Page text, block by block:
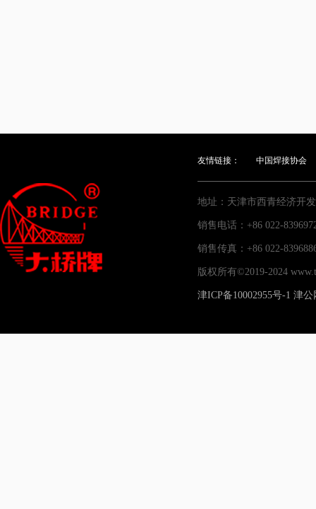
友情链接： 中国焊接协会
地址：天津市西青经济开
销售电话：+86 022-
销售传真：+86 022-
版权所有©2019-2024
津ICP备10002955号-1 津公